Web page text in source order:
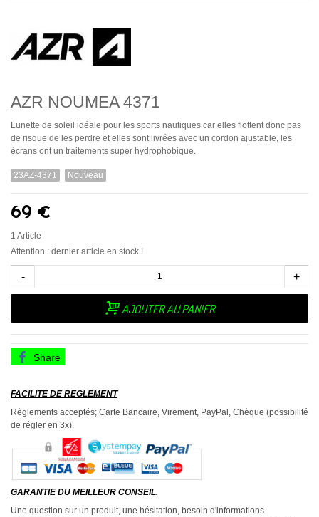
AZR NOUMEA 4371
Lunette de soleil idéale pour les sports nautiques car elles flottent donc pas
de risque de les perdre et elles sont livrées avec un cordon ajustable, les
écrans ont un traitements super hydrophobique.
23AZ-4371 Nouveau
69 €
1 Article
Attention : dernier article en stock !
- +
AJOUTER AU PANIER
Share
FACILITE DE REGLEMENT
Règlements acceptés; Carte Bancaire, Virement, PayPal, Chèque (possibilité
de régler en 3x).
GARANTIE DU MEILLEUR CONSEIL.
Une question sur un produit, une hésitation, besoin d'informations